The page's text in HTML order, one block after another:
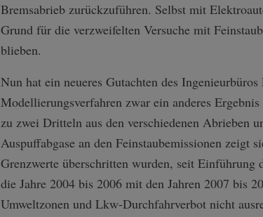
Bremsabrieb zurückzuführen. Selbst mit
Grund für die verzweifelten Versuche mit
blieben.
Nun hat ein neueres Gutachten des
Modellierungsverfahren zwar ein anderes
zu zwei Dritteln aus den verschiedenen Abrieben
Auspuffabgase an den Feinstaubemissionen zeigt
Grenzwerte überschritten wurden, seit
die Jahre 2004 bis 2006 mit den Jahren 2007 bis
Umweltzonen und Lkw-Durchfahrverbot nicht